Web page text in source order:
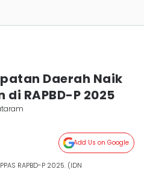
Daerah Naik
RAPBD-P 2025
Add Us on Google
RAPBD-P 2025. (IDN